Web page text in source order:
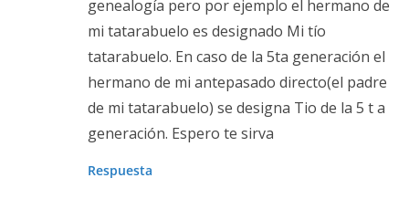
genealogía pero por ejemplo el hermano de
mi tatarabuelo es designado Mi tío
tatarabuelo. En caso de la 5ta generación el
hermano de mi antepasado directo(el padre
de mi tatarabuelo) se designa Tio de la 5 t a
generación. Espero te sirva
Respuesta